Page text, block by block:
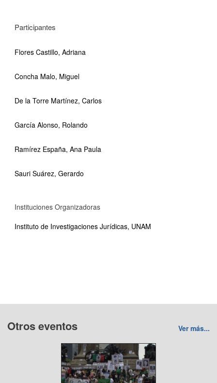
Participantes
Flores Castillo, Adriana
Concha Malo, Miguel
De la Torre Martínez, Carlos
García Alonso, Rolando
Ramírez España, Ana Paula
Sauri Suárez, Gerardo
Instituciones Organizadoras
Instituto de Investigaciones Jurídicas, UNAM
Otros eventos Ver más...